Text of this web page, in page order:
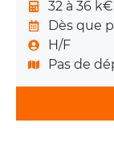
32 à 36 k€
Dès que
H/F
Pas de